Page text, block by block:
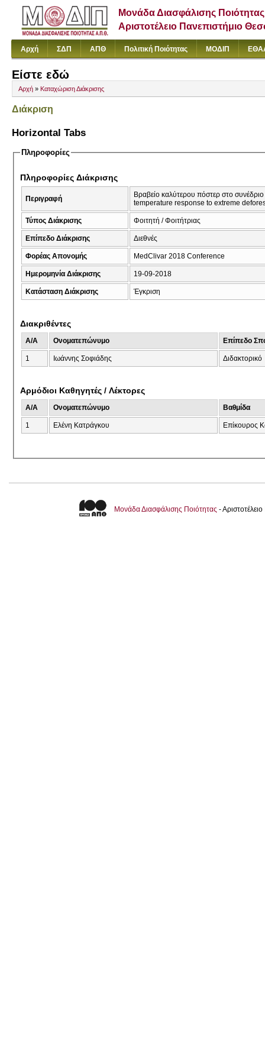
Μονάδα Διασφάλισης Ποιότητας
Αριστοτέλειο Πανεπιστήμιο
Αρχή ΣΔΠ ΑΠΘ Πολιτική Ποιότητας ΜΟΔΙΠ
Είστε εδώ
Αρχή » Καταχώριση Διάκρισης
Διάκριση
Horizontal Tabs
Πληροφορίες
Πληροφορίες Διάκρισης
Περιγραφή
Βραβείο καλύτερου πόστερ στο συνέδριο Medclivar
temperature response to extreme
Τύπος Διάκρισης Φοιτητή / Φοιτήτριας
Επίπεδο Διάκρισης Διεθνές
Φορέας Απονομής MedClivar 2018 Conference
Ημερομηνία Διάκρισης 19-09-2018
Κατάσταση Διάκρισης Έγκριση
Διακριθέντες
A/A Ονοματεπώνυμο Επίπεδο
1 Iωάννης Σοφιάδης Διδακτορικό
Αρμόδιοι Καθηγητές / Λέκτορες
A/A Ονοματεπώνυμο Βαθμίδα
1 Ελένη Κατράγκου Eπίκουρος
Μονάδα Διασφάλισης Ποιότητας -